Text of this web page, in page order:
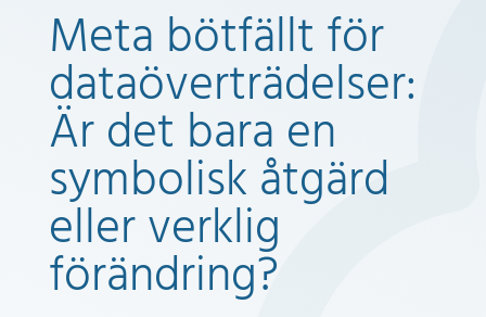
Meta bötfällt för
dataöverträdelser:
Är det bara en
symbolisk åtgärd
eller verklig
förändring?